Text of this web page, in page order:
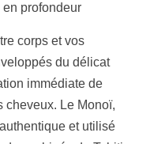
profondeur
corps et vos
du délicat
immédiate de
cheveux. Le Monoï,
et utilisé